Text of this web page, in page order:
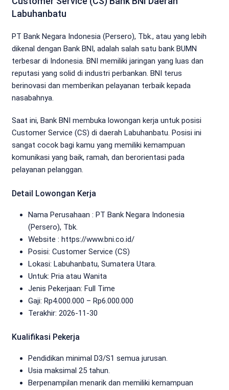
Labuhanbatu
PT Bank Negara Indonesia (Persero), Tbk., atau yang lebih
dikenal dengan Bank BNI, adalah salah satu bank BUMN
terbesar di Indonesia. BNI memiliki jaringan yang luas dan
reputasi yang solid di industri perbankan. BNI terus
berinovasi dan memberikan pelayanan terbaik kepada
nasabahnya.
Saat ini, Bank BNI membuka lowongan kerja untuk posisi
Customer Service (CS) di daerah Labuhanbatu. Posisi ini
sangat cocok bagi kamu yang memiliki kemampuan
komunikasi yang baik, ramah, dan berorientasi pada
pelayanan pelanggan.
Detail Lowongan Kerja
Nama Perusahaan : PT Bank Negara Indonesia
(Persero), Tbk.
Website : https://www.bni.co.id/
Posisi: Customer Service (CS)
Lokasi: Labuhanbatu, Sumatera Utara.
Untuk: Pria atau Wanita
Jenis Pekerjaan: Full Time
Gaji: Rp4.000.000 – Rp6.000.000
Terakhir: 2026-11-30
Kualifikasi Pekerja
Pendidikan minimal D3/S1 semua jurusan.
Usia maksimal 25 tahun.
Berpenampilan menarik dan memiliki kemampuan